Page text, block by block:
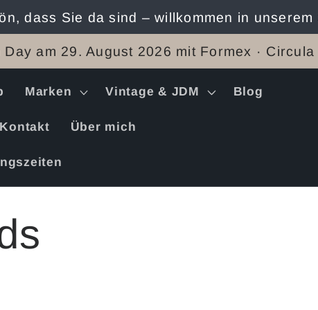
dass Sie da sind – willkommen in unserem
am 29. August 2026 mit Formex · Circula
Marken Vintage & JDM Blog
Kontakt Über mich